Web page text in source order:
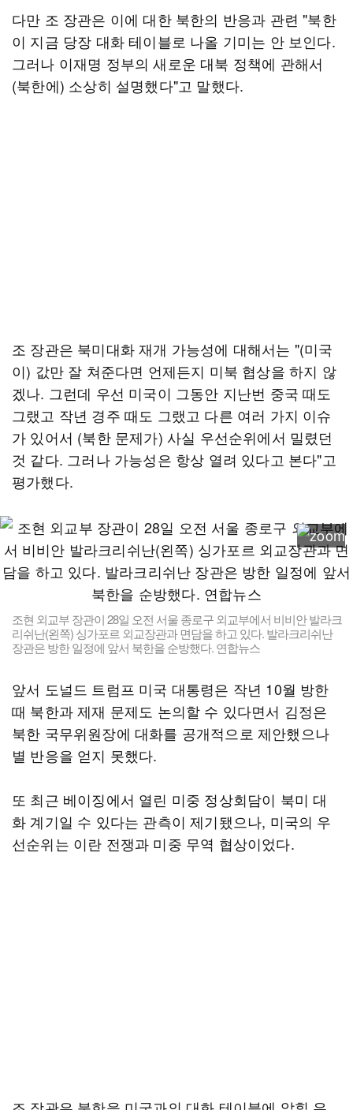
다만 조 장관은 이에 대한 북한의 반응과 관련 "북한
이 지금 당장 대화 테이블로 나올 기미는 안 보인다.
그러나 이재명 정부의 새로운 대북 정책에 관해서
(북한에) 소상히 설명했다"고 말했다.
조 장관은 북미대화 재개 가능성에 대해서는 "(미국
이) 값만 잘 쳐준다면 언제든지 미북 협상을 하지 않
겠나. 그런데 우선 미국이 그동안 지난번 중국 때도
그랬고 작년 경주 때도 그랬고 다른 여러 가지 이슈
가 있어서 (북한 문제가) 사실 우선순위에서 밀렸던
것 같다. 그러나 가능성은 항상 열려 있다고 본다"고
평가했다.
조현 외교부 장관이 28일 오전 서울 종로구 외교부에서 비비안 발라크
리쉬난(왼쪽) 싱가포르 외교장관과 면담을 하고 있다. 발라크리쉬난
장관은 방한 일정에 앞서 북한을 순방했다. 연합뉴스
앞서 도널드 트럼프 미국 대통령은 작년 10월 방한
때 북한과 제재 문제도 논의할 수 있다면서 김정은
북한 국무위원장에 대화를 공개적으로 제안했으나
별 반응을 얻지 못했다.
또 최근 베이징에서 열린 미중 정상회담이 북미 대
화 계기일 수 있다는 관측이 제기됐으나, 미국의 우
선순위는 이란 전쟁과 미중 무역 협상이었다.